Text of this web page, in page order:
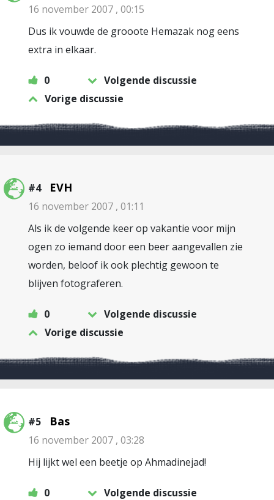
16 november 2007 , 00:15
Dus ik vouwde de grooote Hemazak nog eens
extra in elkaar.
0
Volgende discussie
Vorige discussie
#4 EVH
16 november 2007 , 01:11
Als ik de volgende keer op vakantie voor mijn
ogen zo iemand door een beer aangevallen zie
worden, beloof ik ook plechtig gewoon te
blijven fotograferen.
0
Volgende discussie
Vorige discussie
#5 Bas
16 november 2007 , 03:28
Hij lijkt wel een beetje op Ahmadinejad!
0
Volgende discussie